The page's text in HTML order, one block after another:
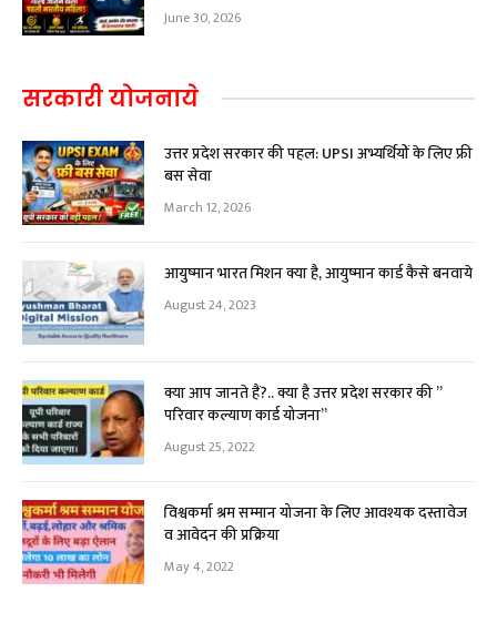
June 30, 2026
सरकारी योजनाये
उत्तर प्रदेश सरकार की पहल: UPSI अभ्यर्थियों के लिए फ्री
बस सेवा
March 12, 2026
आयुष्मान भारत मिशन क्या है, आयुष्मान कार्ड कैसे बनवाये
August 24, 2023
क्या आप जानते हैं?.. क्या है उत्तर प्रदेश सरकार की ”
परिवार कल्याण कार्ड योजना”
August 25, 2022
विश्वकर्मा श्रम सम्मान योजना के लिए आवश्यक दस्तावेज
व आवेदन की प्रक्रिया
May 4, 2022